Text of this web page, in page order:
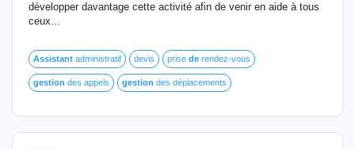
développer davantage cette activité afin de venir en aide à tous
ceux...
Assistant administratif devis prise de rendez-vous
gestion des appels gestion des déplacements